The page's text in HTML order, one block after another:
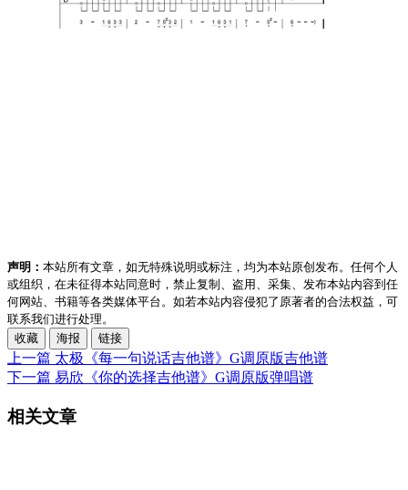
声明： 本站所有文章，如无特殊说明或标注，均为本站原创发布。任何个人
或组织，在未征得本站同意时，禁止复制、盗用、采集、发布本站内容到任
何网站、书籍等各类媒体平台。如若本站内容侵犯了原著者的合法权益，可
联系我们进行处理。
收藏
海报 链接
上一篇 太极《每一句说话吉他谱》G调原版吉他谱
下一篇 易欣《你的选择吉他谱》G调原版弹唱谱
相关文章